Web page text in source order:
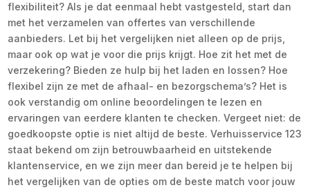
flexibiliteit? Als je dat eenmaal hebt vastgesteld, start dan
met het verzamelen van offertes van verschillende
aanbieders. Let bij het vergelijken niet alleen op de prijs,
maar ook op wat je voor die prijs krijgt. Hoe zit het met de
verzekering? Bieden ze hulp bij het laden en lossen? Hoe
flexibel zijn ze met de afhaal- en bezorgschema’s? Het is
ook verstandig om online beoordelingen te lezen en
ervaringen van eerdere klanten te checken. Vergeet niet: de
goedkoopste optie is niet altijd de beste. Verhuisservice 123
staat bekend om zijn betrouwbaarheid en uitstekende
klantenservice, en we zijn meer dan bereid je te helpen bij
het vergelijken van de opties om de beste match voor jouw